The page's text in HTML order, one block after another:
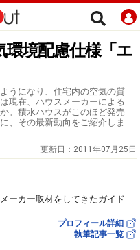
境配慮仕様「エ
うになり、住宅内の空気の質
現在、ハウスメーカーによる
。積水ハウスがこのほど発売
、その最新動向をご紹介しま
更新日： 2011年07月25日
ーカー取材をしてきたガイド
プロフィール詳細
執筆記事一覧